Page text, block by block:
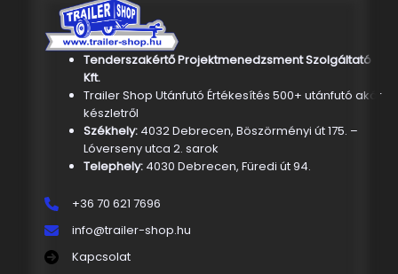
Tenderszakértő Projektmenedzsment Szolgáltató
Kft.
Trailer Shop Utánfutó Értékesítés 500+ utánfutó akár
készletről
Székhely: 4032 Debrecen, Böszörményi út 175. –
Lóverseny utca 2. sarok
Telephely:4030 Debrecen, Füredi út 94.
+36 70 621 7696
info@trailer-shop.hu
Kapcsolat